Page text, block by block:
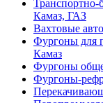
Камаз, ГАЗ
Вахтовые
Фургоны для
Камаз
Фургоны
Фургоны-